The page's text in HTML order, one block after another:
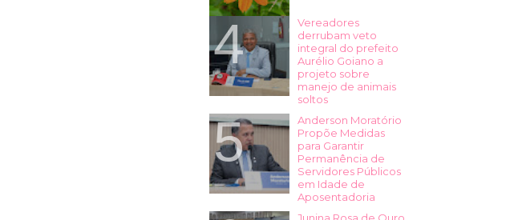
Vereadores
derrubam veto
integral do prefeito
Aurélio Goiano a
projeto sobre
manejo de animais
soltos
Anderson Moratório
Propõe Medidas
para Garantir
Permanência de
Servidores Públicos
em Idade de
Aposentadoria